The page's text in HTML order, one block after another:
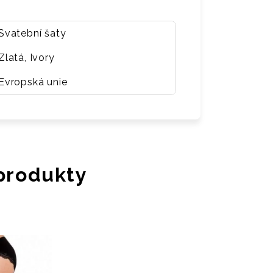
šaty
Ivory
unie